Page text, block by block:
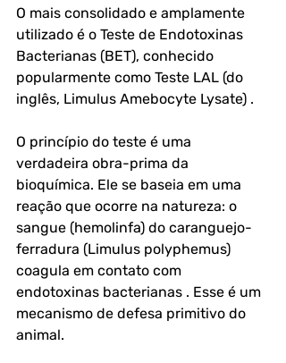
O mais consolidado e amplamente
utilizado é o Teste de Endotoxinas
Bacterianas (BET), conhecido
popularmente como Teste LAL (do
inglês, Limulus Amebocyte Lysate) .
O princípio do teste é uma
verdadeira obra-prima da
bioquímica. Ele se baseia em uma
reação que ocorre na natureza: o
sangue (hemolinfa) do caranguejo-
ferradura (Limulus polyphemus)
coagula em contato com
endotoxinas bacterianas . Esse é um
mecanismo de defesa primitivo do
animal.